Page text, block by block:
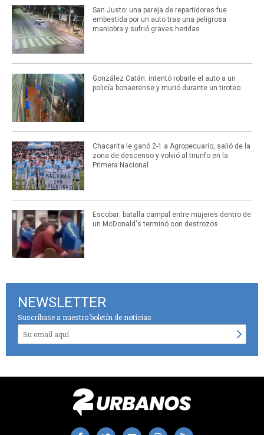
San Justo: una pareja de repartidores fue
embestida por un auto tras una peligrosa
maniobra y sufrió graves heridas
González Catán: intentó robarle el auto a un
policía bonaerense y murió durante un tiroteo
Chacarita le ganó 2-1 a Agropecuario, salió de la
zona de descenso y volvió al triunfo en la
Primera Nacional
Escobar: batalla campal entre mujeres dentro de
un McDonald's terminó con destrozos
NEWSLETTER
Suscríbase a nuestro boletín de noticias